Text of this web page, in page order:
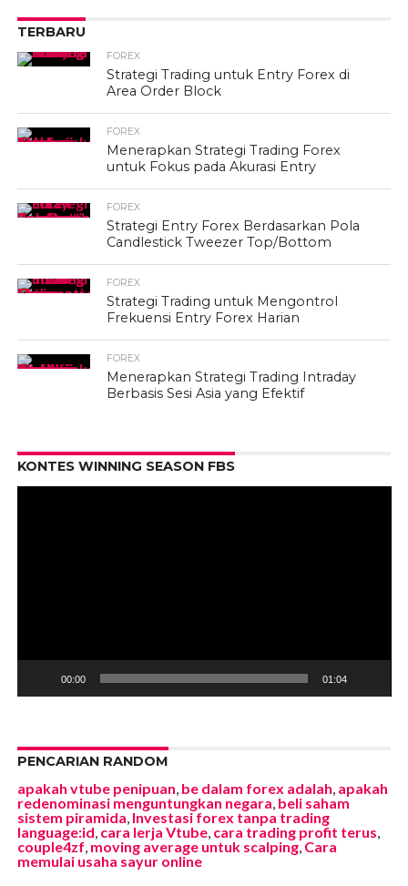
TERBARU
FOREX
Strategi Trading untuk Entry Forex di
Area Order Block
FOREX
Menerapkan Strategi Trading Forex
untuk Fokus pada Akurasi Entry
FOREX
Strategi Entry Forex Berdasarkan Pola
Candlestick Tweezer Top/Bottom
FOREX
Strategi Trading untuk Mengontrol
Frekuensi Entry Forex Harian
FOREX
Menerapkan Strategi Trading Intraday
Berbasis Sesi Asia yang Efektif
KONTES WINNING SEASON FBS
00:00 01:04
PENCARIAN RANDOM
apakah vtube penipuan, be dalam forex adalah, apakah
redenominasi menguntungkan negara, beli saham
sistem piramida, Investasi forex tanpa trading
language:id, cara lerja Vtube, cara trading profit terus,
couple4zf, moving average untuk scalping, Cara
memulai usaha sayur online